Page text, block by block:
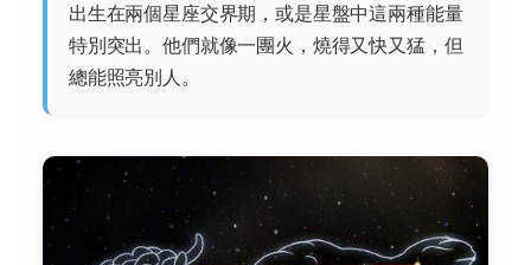
出生在兩個星座交界期，或是星盤中這兩種能量
特別突出。他們就像一團火，燒得又快又猛，但
總能照亮別人。